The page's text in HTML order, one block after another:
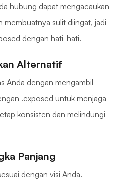
hubung dapat mengacaukan
membuatnya sulit diingat, jadi
dengan hati-hati.
Alternatif
Anda dengan mengambil
.exposed untuk menjaga
konsisten dan melindungi
Panjang
dengan visi Anda.